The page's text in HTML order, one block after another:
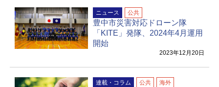
ニュース 公共
豊中市災害対応ドローン隊
「KITE」発隊、2024年4月運用
開始
2023年12月20日
連載・コラム 公共 海外